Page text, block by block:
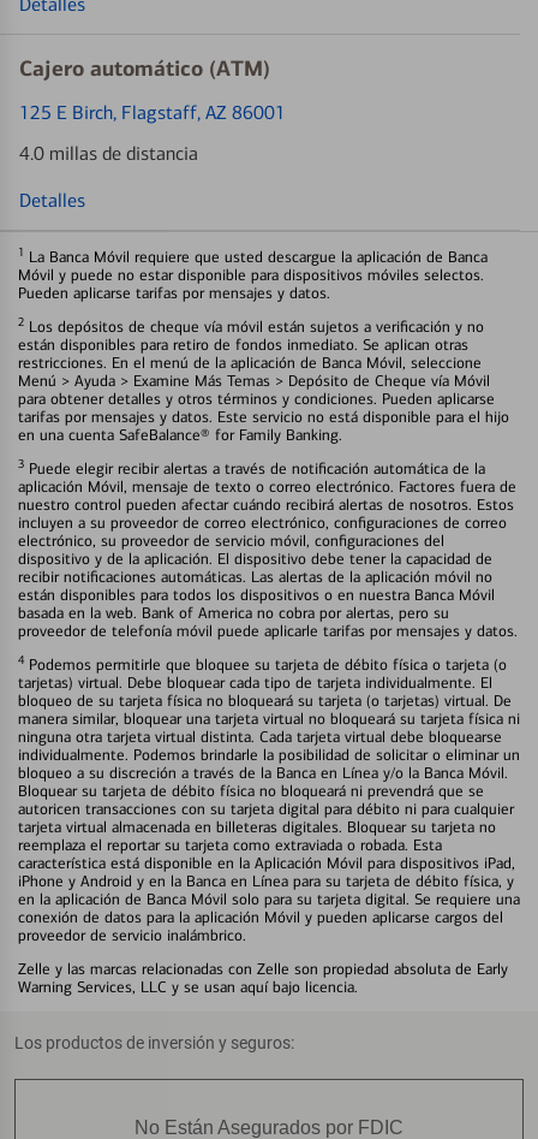
Cajero automático (ATM)
125 E Birch, Flagstaff, AZ 86001
4.0 millas de distancia
Detalles
1 La Banca Móvil requiere que usted descargue la aplicación de Banca
Móvil y puede no estar disponible para dispositivos móviles selectos.
Pueden aplicarse tarifas por mensajes y datos.
2 Los depósitos de cheque vía móvil están sujetos a verificación y no
están disponibles para retiro de fondos inmediato. Se aplican otras
restricciones. En el menú de la aplicación de Banca Móvil, seleccione
Menú > Ayuda > Examine Más Temas > Depósito de Cheque vía Móvil
para obtener detalles y otros términos y condiciones. Pueden aplicarse
tarifas por mensajes y datos. Este servicio no está disponible para el hijo
en una cuenta SafeBalance® for Family Banking.
3 Puede elegir recibir alertas a través de notificación automática de la
aplicación Móvil, mensaje de texto o correo electrónico. Factores fuera de
nuestro control pueden afectar cuándo recibirá alertas de nosotros. Estos
incluyen a su proveedor de correo electrónico, configuraciones de correo
electrónico, su proveedor de servicio móvil, configuraciones del
dispositivo y de la aplicación. El dispositivo debe tener la capacidad de
recibir notificaciones automáticas. Las alertas de la aplicación móvil no
están disponibles para todos los dispositivos o en nuestra Banca Móvil
basada en la web. Bank of America no cobra por alertas, pero su
proveedor de telefonía móvil puede aplicarle tarifas por mensajes y datos.
4 Podemos permitirle que bloquee su tarjeta de débito física o tarjeta (o
tarjetas) virtual. Debe bloquear cada tipo de tarjeta individualmente. El
bloqueo de su tarjeta física no bloqueará su tarjeta (o tarjetas) virtual. De
manera similar, bloquear una tarjeta virtual no bloqueará su tarjeta física ni
ninguna otra tarjeta virtual distinta. Cada tarjeta virtual debe bloquearse
individualmente. Podemos brindarle la posibilidad de solicitar o eliminar un
bloqueo a su discreción a través de la Banca en Línea y/o la Banca Móvil.
Bloquear su tarjeta de débito física no bloqueará ni prevendrá que se
autoricen transacciones con su tarjeta digital para débito ni para cualquier
tarjeta virtual almacenada en billeteras digitales. Bloquear su tarjeta no
reemplaza el reportar su tarjeta como extraviada o robada. Esta
característica está disponible en la Aplicación Móvil para dispositivos iPad,
iPhone y Android y en la Banca en Línea para su tarjeta de débito física, y
en la aplicación de Banca Móvil solo para su tarjeta digital. Se requiere una
conexión de datos para la aplicación Móvil y pueden aplicarse cargos del
proveedor de servicio inalámbrico.
Zelle y las marcas relacionadas con Zelle son propiedad absoluta de Early
Warning Services, LLC y se usan aquí bajo licencia.
Los productos de inversión y seguros:
No Están Asegurados por FDIC